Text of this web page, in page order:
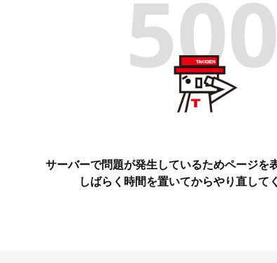
500
サーバーで問題が発生しているためページを
しばらく時間を置いてからやり直して